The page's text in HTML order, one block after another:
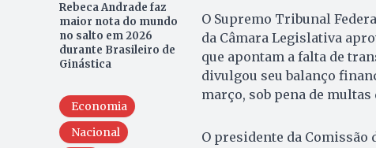
Rebeca Andrade faz
maior nota do mundo
no salto em 2026
durante Brasileiro de
Ginástica
Economia
Nacional
O Supremo Tribunal
da Câmara Legislativa
que apontam a falta de
divulgou seu balanço
março, sob pena de
O presidente da Comissão